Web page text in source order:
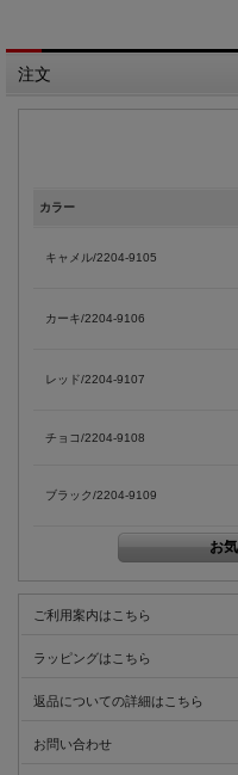
注文
カラー
キャメル/2204-9105
カーキ/2204-9106
レッド/2204-9107
チョコ/2204-9108
ブラック/2204-9109
ご利用案内はこちら
ラッピングはこちら
返品についての詳細はこちら
お問い合わせ